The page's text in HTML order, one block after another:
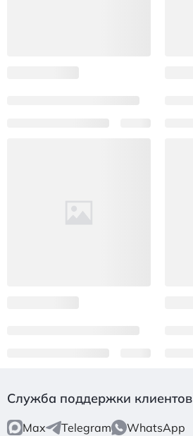
Служба поддержки клиентов
Max Telegram WhatsApp